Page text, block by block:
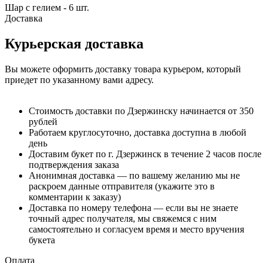
Шар с гелием - 6 шт.
Доставка
Курьерская доставка
Вы можете оформить доставку товара курьером, который
приедет по указанному вами адресу.
Стоимость доставки по Дзержинску начинается от 350
рублей
Работаем круглосуточно, доставка доступна в любой
день
Доставим букет по г. Дзержинск в течение 2 часов после
подтверждения заказа
Анонимная доставка — по вашему желанию мы не
раскроем данные отправителя (укажите это в
комментарии к заказу)
Доставка по номеру телефона — если вы не знаете
точный адрес получателя, мы свяжемся с ним
самостоятельно и согласуем время и место вручения
букета
Оплата